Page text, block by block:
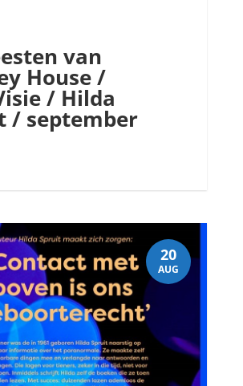
van
House /
/ Hilda
/ september
20
AUG